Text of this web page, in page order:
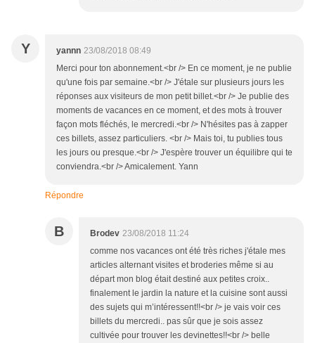
Y yannn 23/08/2018 08:49
Merci pour ton abonnement.<br /> En ce moment, je ne publie
qu'une fois par semaine.<br /> J'étale sur plusieurs jours les
réponses aux visiteurs de mon petit billet.<br /> Je publie des
moments de vacances en ce moment, et des mots à trouver
façon mots fléchés, le mercredi.<br /> N'hésites pas à zapper
ces billets, assez particuliers. <br /> Mais toi, tu publies tous
les jours ou presque.<br /> J'espère trouver un équilibre qui te
conviendra.<br /> Amicalement. Yann
Répondre
B Brodev 23/08/2018 11:24
comme nos vacances ont été très riches j'étale mes
articles alternant visites et broderies même si au
départ mon blog était destiné aux petites croix..
finalement le jardin la nature et la cuisine sont aussi
des sujets qui m’intéressent!!<br /> je vais voir ces
billets du mercredi.. pas sûr que je sois assez
cultivée pour trouver les devinettes!!<br /> belle